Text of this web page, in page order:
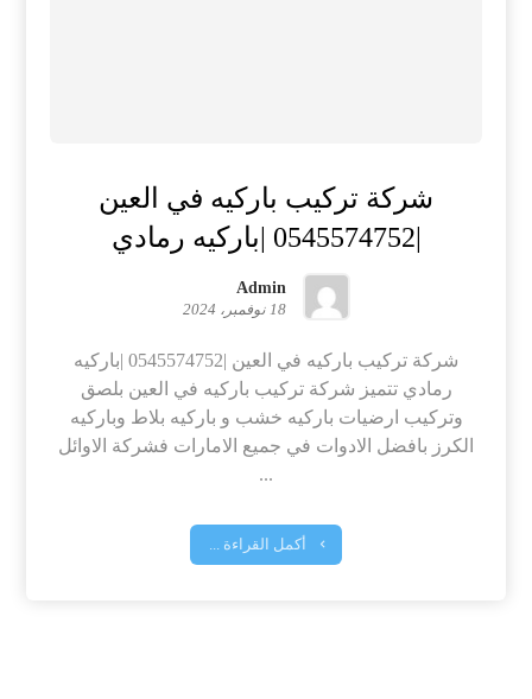
شركة تركيب باركيه في العين
Admin
18 نوفمبر، 2024
شركة تركيب باركيه في العين |0545574752 |باركيه
رمادي تتميز شركة تركيب باركيه في العين بلصق
وتركيب ارضيات باركيه خشب و باركيه بلاط وباركيه
الكرز بافضل الادوات في جميع الامارات فشركة الاوائل
...
أكمل القراءة ...